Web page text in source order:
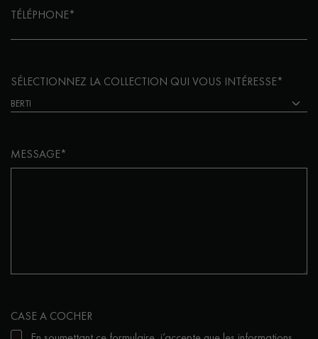
TÉLÉPHONE*
SÉLECTIONNEZ LA COLLECTION QUI VOUS INTÉRESSE*
MESSAGE*
CASE A COCHER